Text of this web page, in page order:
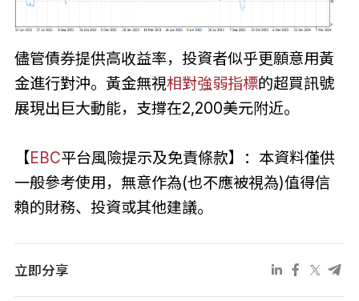
儘管債券提供高收益率，投資者似乎更願意用黃
金進行對沖。黃金無視相對強弱指標的超買訊號
展現出巨大動能，支撐在2,200美元附近。
【EBC平台風險提示及免責條款】：本資料僅供
一般參考使用，無意作為(也不應被視為)值得信
賴的財務、投資或其他建議。
立即分享